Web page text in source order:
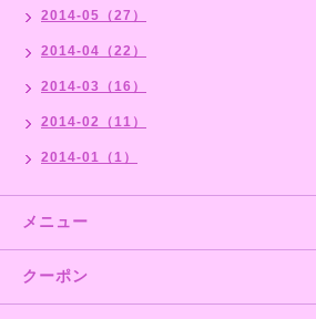
2014-05（27）
2014-04（22）
2014-03（16）
2014-02（11）
2014-01（1）
メニュー
クーポン